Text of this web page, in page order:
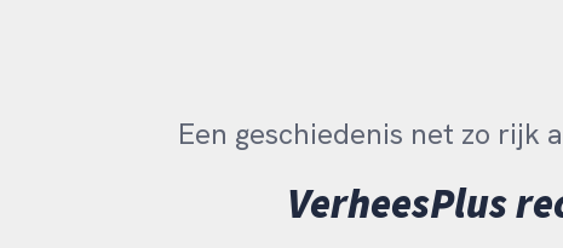
Een geschiedenis net zo rijk
VerheesPlus